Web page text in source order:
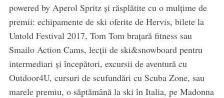
powered by Aperol Spritz și răsplătite cu o mulțime de
premii: echipamente de ski oferite de Hervis, bilete la
Untold Festival 2017, Tom Tom brațară fitness sau
Smailo Action Cams, lecții de ski&snowboard pentru
intermediari și începători, excursii de aventură cu
Outdoor4U, cursuri de scufundări cu Scuba Zone, sau
marele premiu, o săptămână la ski în Italia, pe Madonna